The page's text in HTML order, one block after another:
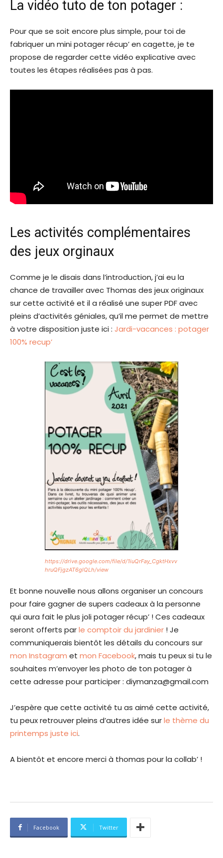
La vidéo tuto de ton potager :
Pour que se soit encore plus simple, pour toi de
fabriquer un mini potager récup’ en cagette, je te
propose de regarder cette vidéo explicative avec
toutes les étapes réalisées pas à pas.
Les activités complémentaires
des jeux orginaux
Comme je le disais dans l’introduction, j’ai eu la
chance de travailler avec Thomas des jeux originaux
sur cette activité et il a réalisé une super PDF avec
pleins d’activités géniales, qu’il me permet de mettre
à votre disposition juste ici : Jardi-vacances : potager
100% recup’
https://drive.google.com/file/d/1iuQrFay_CgktHxvv
hruQFjgzAT6glQLh/view
Et bonne nouvelle nous allons organiser un concours
pour faire gagner de supers cadeaux à la personne
qui aura fait le plus joli potager récup’ ! Ces cadeaux
seront offerts parle comptoir du jardinier ! Je
communiquerais bientôt les détails du concours sur
mon Instagram et mon Facebook, mais tu peux si tu le
souhaites m’envoyer les photo de ton potager à
cette adresse pour participer : diymanza@gmail.com
J’espère que cette activité tu as aimé cette activité,
tu peux retrouver pleins d’autres idée surle thème du
printemps juste ici.
A bientôt et encore merci à thomas pour la collab’ !
Facebook Twitter